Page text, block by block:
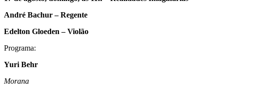
André Bachur – Regente
Edelton Gloeden – Violão
Programa:
Yuri Behr
Morana